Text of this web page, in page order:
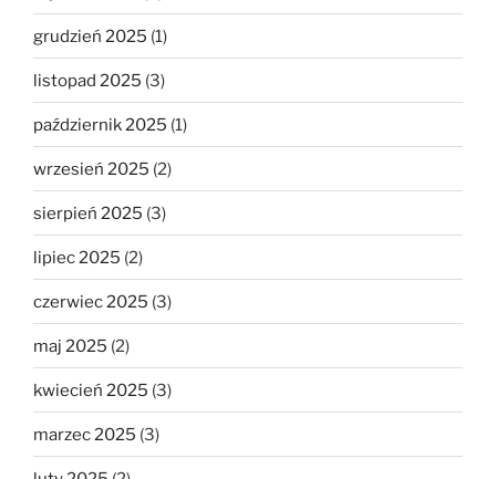
grudzień 2025 (1)
listopad 2025 (3)
październik 2025 (1)
wrzesień 2025 (2)
sierpień 2025 (3)
lipiec 2025 (2)
czerwiec 2025 (3)
maj 2025 (2)
kwiecień 2025 (3)
marzec 2025 (3)